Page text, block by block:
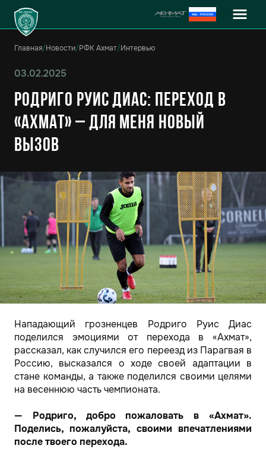
Главная/Новости/РФК Ахмат/Интервью
03.02.2025
Родриго Руис Диас: Переход в
«Ахмат» – для меня новый
вызов
Нападающий грозненцев Родриго Руис Диас
поделился эмоциями от перехода в «Ахмат»,
рассказал, как случился его переезд из Парагвая в
Россию, высказался о ходе своей адаптации в
стане команды, а также поделился своими целями
на весеннюю часть чемпионата.
— Родриго, добро пожаловать в «Ахмат».
Поделись, пожалуйста, своими впечатлениями
после твоего перехода.